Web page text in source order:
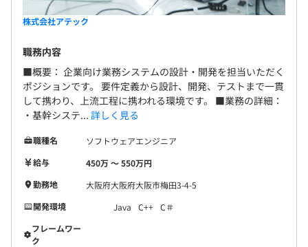
株式会社アテック
職務内容
■概要： 企業向け業務システムの設計・開発を担当いただく
ポジションです。 要件定義から設計、開発、テストまで一貫
して携わり、上流工程に携われる環境です。 ■業務の詳細：
・基幹システ... 詳しく見る
職種名
ソフトウェアエンジニア
給与
450万 〜 550万円
勤務地
大阪府大阪府大阪市梅田3-4-5
開発環境
Java C++ C＃
フレームワー
ク